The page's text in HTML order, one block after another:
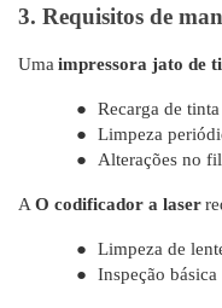
3. Requisitos de
Umaimpressora jato de
●
Recarga de tinta
●
Limpeza
●
Alterações no
AO codificador a laser
●
Limpeza de
●
Inspeção básica